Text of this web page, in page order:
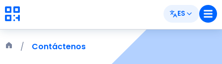
ES
Contáctenos